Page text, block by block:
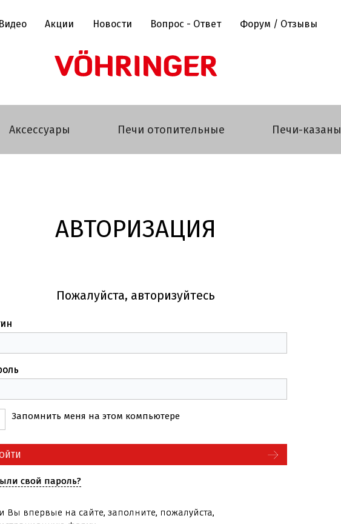
Видео Акции Новости Вопрос - Ответ Форум / Отзывы
Аксессуары Печи отопительные Печи-казаны
АВТОРИЗАЦИЯ
Пожалуйста, авторизуйтесь
Запомнить меня на этом компьютере
свой пароль?
Вы впервые на сайте, заполните, пожалуйста,